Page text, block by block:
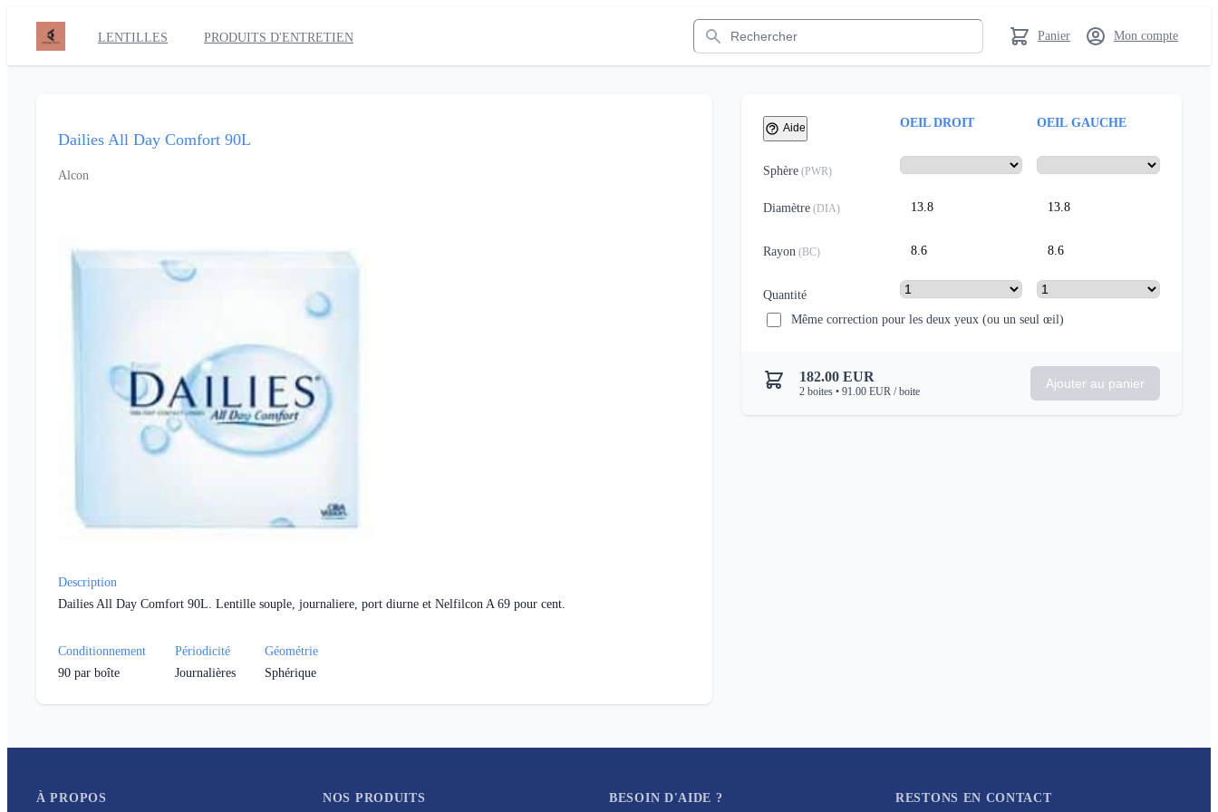
LENTILLES PRODUITS D'ENTRETIEN
Rechercher
Panier Mon compte
Dailies All Day Comfort 90L
Alcon
Description
Dailies All Day Comfort 90L. Lentille souple, journaliere, port diurne et Nelfilcon A 69 pour cent.
Conditionnement
90 par boîte
Périodicité
Journalières
Géométrie
Sphérique
Aide OEIL DROIT OEIL GAUCHE
Sphère(PWR)
Diamètre(DIA) 13.8 13.8
Rayon(BC) 8.6 8.6
Quantité
Même correction pour les deux yeux (ou un seul œil)
182.00 EUR
2boites• 91.00 EUR / boite
Ajouter au panier
À PROPOS NOS PRODUITS BESOIN D'AIDE ? RESTONS EN CONTACT